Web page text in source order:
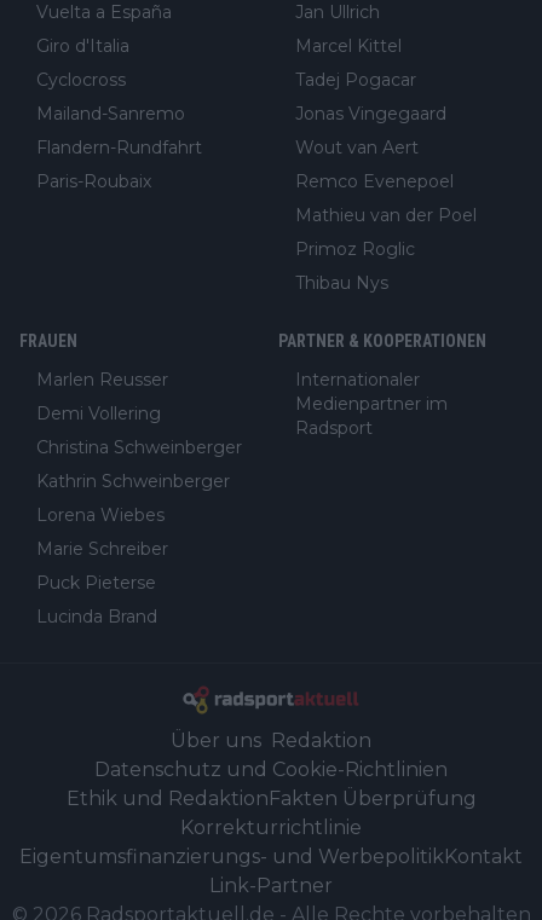
Vuelta a España
Giro d'Italia
Cyclocross
Mailand-Sanremo
Flandern-Rundfahrt
Paris-Roubaix
Jan Ullrich
Marcel Kittel
Tadej Pogacar
Jonas Vingegaard
Wout van Aert
Remco Evenepoel
Mathieu van der Poel
Primoz Roglic
Thibau Nys
FRAUEN
Marlen Reusser
Demi Vollering
Christina Schweinberger
Kathrin Schweinberger
Lorena Wiebes
Marie Schreiber
Puck Pieterse
Lucinda Brand
PARTNER & KOOPERATIONEN
Internationaler
Medienpartner im
Radsport
Über uns Redaktion
Datenschutz und Cookie-Richtlinien
Ethik und RedaktionFakten Überprüfung
Korrekturrichtlinie
Eigentumsfinanzierungs- und WerbepolitikKontakt
Link-Partner
© 2026 Radsportaktuell.de - Alle Rechte vorbehalten